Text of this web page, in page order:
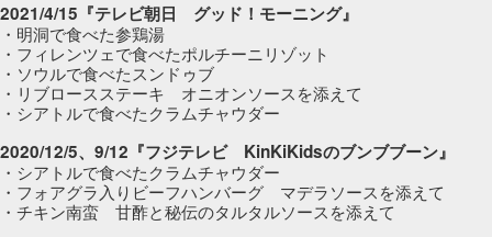
2021/4/15『テレビ朝日 グッド！モーニング』
・明洞で食べた参鶏湯
・フィレンツェで食べたポルチーニリゾット
・ソウルで食べたスンドゥブ
・リブロースステーキ オニオンソースを添えて
・シアトルで食べたクラムチャウダー
2020/12/5、9/12『フジテレビ KinKiKidsのブンブブーン』
・シアトルで食べたクラムチャウダー
・フォアグラ入りビーフハンバーグ マデラソースを添えて
・チキン南蛮 甘酢と秘伝のタルタルソースを添えて